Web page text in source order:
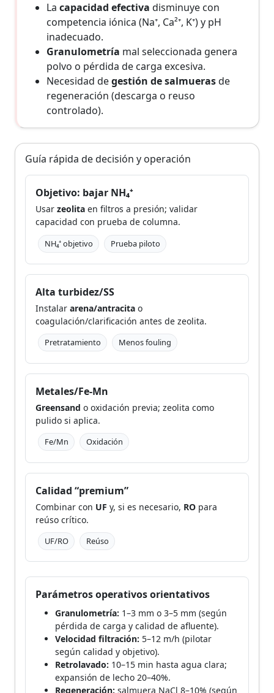
La capacidad efectiva disminuye con
competencia iónica (Na⁺, Ca²⁺, K⁺) y pH
inadecuado.
Granulometría mal seleccionada genera
polvo o pérdida de carga excesiva.
Necesidad degestión de salmuerasde
regeneración (descarga o reuso
controlado).
Guía rápida de decisión y operación
Objetivo: bajar NH₄⁺
Usar zeolita en filtros a presión; validar
capacidad con prueba de columna.
NH₄⁺ objetivo Prueba piloto
Alta turbidez/SS
Instalar arena/antracita o
coagulación/clarificación antes de zeolita.
Pretratamiento Menos fouling
Metales/Fe-Mn
Greensand o oxidación previa; zeolita como
pulido si aplica.
Fe/Mn Oxidación
Calidad “premium”
Combinar con UF y, si es necesario, RO para
reúso crítico.
UF/RO Reúso
Parámetros operativos orientativos
Granulometría: 1–3 mm o 3–5 mm (según
pérdida de carga y calidad de afluente).
Velocidad filtración: 5–12 m/h (pilotar
según calidad y objetivo).
Retrolavado: 10–15 min hasta agua clara;
expansión de lecho 20–40%.
Regeneración: salmuera NaCl 8–10% (según